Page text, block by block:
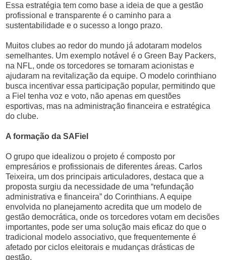
Essa estratégia tem como base a ideia de que a gestão
profissional e transparente é o caminho para a
sustentabilidade e o sucesso a longo prazo.
Muitos clubes ao redor do mundo já adotaram modelos
semelhantes. Um exemplo notável é o Green Bay Packers,
na NFL, onde os torcedores se tornaram acionistas e
ajudaram na revitalização da equipe. O modelo corinthiano
busca incentivar essa participação popular, permitindo que
a Fiel tenha voz e voto, não apenas em questões
esportivas, mas na administração financeira e estratégica
do clube.
A formação da SAFiel
O grupo que idealizou o projeto é composto por
empresários e profissionais de diferentes áreas. Carlos
Teixeira, um dos principais articuladores, destaca que a
proposta surgiu da necessidade de uma “refundação
administrativa e financeira” do Corinthians. A equipe
envolvida no planejamento acredita que um modelo de
gestão democrática, onde os torcedores votam em decisões
importantes, pode ser uma solução mais eficaz do que o
tradicional modelo associativo, que frequentemente é
afetado por ciclos eleitorais e mudanças drásticas de
gestão.